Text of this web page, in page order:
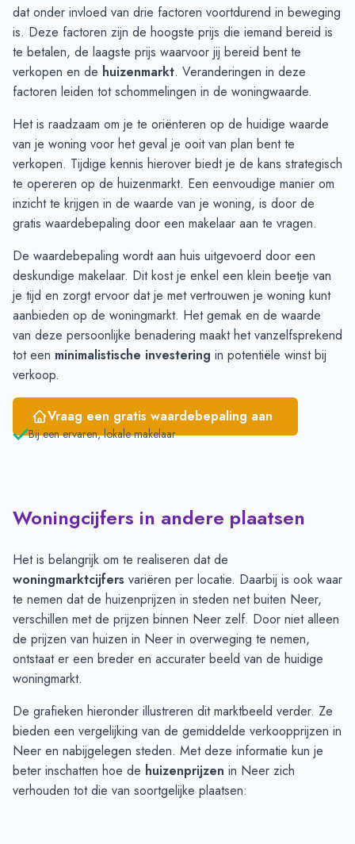
Augustus € 352.875 € 416.071
September€ 416.714 € 359.000
Oktober
€ 555.000 € 423.000
November € 583.333 € 500.000
December€ 549.875 € 568.125
Februari
€ 394.000 € 443.329
Maart
€ 384.375 € 428.541
April
€ 475.750 € 449.881
Mei
€ 426.625 € 492.878
Juni
€ 415.357 € 352.507
dat onder invloed van drie factoren voortdurend in beweging
is. Deze factoren zijn de hoogste prijs die iemand bereid is
te betalen, de laagste prijs waarvoor jij bereid bent te
verkopen en de huizenmarkt. Veranderingen in deze
factoren leiden tot schommelingen in de woningwaarde.
Het is raadzaam om je te oriënteren op de huidige waarde
van je woning voor het geval je ooit van plan bent te
verkopen. Tijdige kennis hierover biedt je de kans strategisch
te opereren op de huizenmarkt. Een eenvoudige manier om
inzicht te krijgen in de waarde van je woning, is door de
gratis waardebepaling door een makelaar aan te vragen.
De waardebepaling wordt aan huis uitgevoerd door een
deskundige makelaar. Dit kost je enkel een klein beetje van
je tijd en zorgt ervoor dat je met vertrouwen je woning kunt
aanbieden op de woningmarkt. Het gemak en de waarde
van deze persoonlijke benadering maakt het vanzelfsprekend
tot een minimalistische investering in potentiële winst bij
verkoop.
Vraag een gratis waardebepaling aan
Bij een ervaren, lokale makelaar
Woningcijfers in andere plaatsen
Het is belangrijk om te realiseren dat de
woningmarktcijfers variëren per locatie. Daarbij is ook waar
te nemen dat de huizenprijzen in steden net buiten Neer,
verschillen met de prijzen binnen Neer zelf. Door niet alleen
de prijzen van huizen in Neer in overweging te nemen,
ontstaat er een breder en accurater beeld van de huidige
woningmarkt.
De grafieken hieronder illustreren dit marktbeeld verder. Ze
bieden een vergelijking van de gemiddelde verkoopprijzen in
Neer en nabijgelegen steden. Met deze informatie kun je
beter inschatten hoe de huizenprijzen in Neer zich
verhouden tot die van soortgelijke plaatsen: